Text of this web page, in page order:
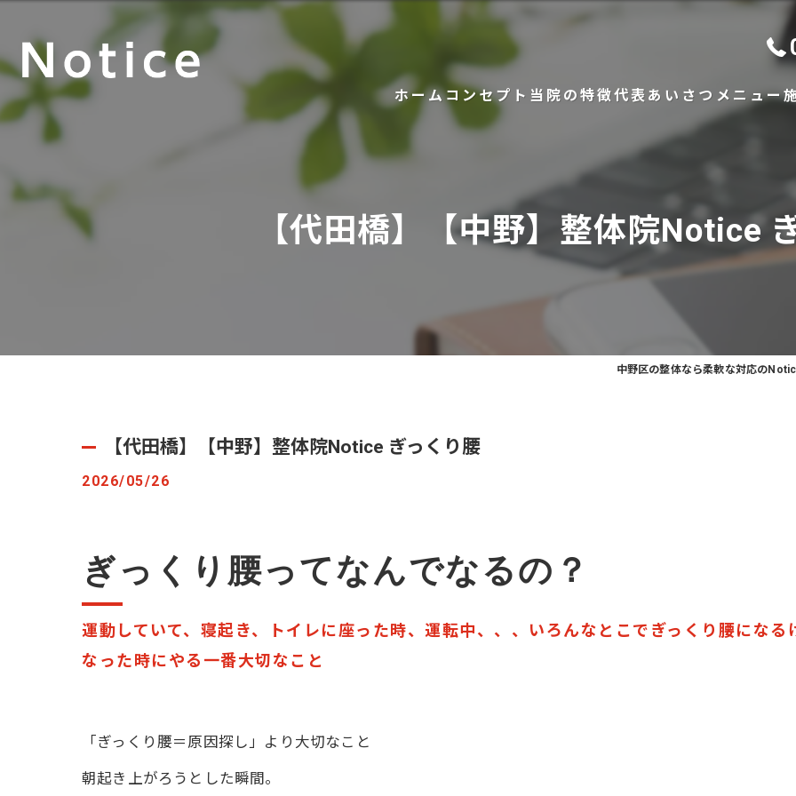
ホームコンセプト 当院の特徴
腰痛
代表あいさつ メニュー
【代田橋】【中野】整体院Notice
中野区の整体なら柔軟な対応の
【代田橋】【中野】整体院Notice ぎっくり腰
2026/05/26
ぎっくり腰ってなんでなるの？
運動していて、寝起き、トイレに座った時、運転中、、、いろんなとこでぎっくり腰になる
なった時にやる一番大切なこと
「ぎっくり腰＝原因探し」より大切なこと
朝起き上がろうとした瞬間。